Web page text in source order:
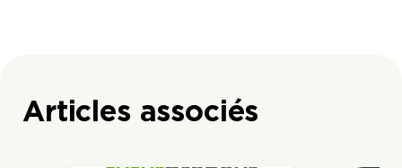
Articles associés